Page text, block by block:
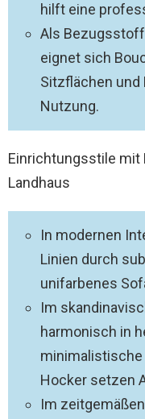
hilft eine
Als
eignet sich
Sitzflächen
Nutzung.
Einrichtungsstile mit
Landhaus
In modernen
Linien durch
unifarbenes
Im
harmonisch in
minimalistische
Hocker setzen
Im